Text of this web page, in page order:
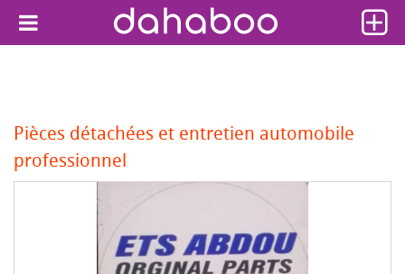
Pièces détachées et entretien automobile
professionnel